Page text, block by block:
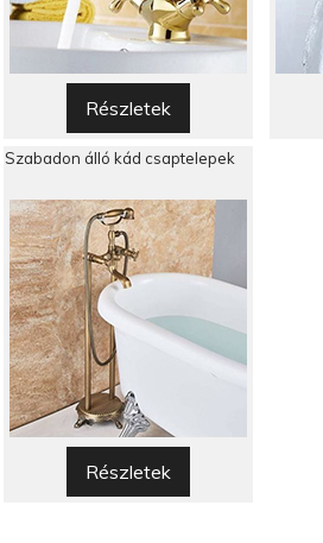
Részletek
Szabadon álló kád csaptelepek
Részletek